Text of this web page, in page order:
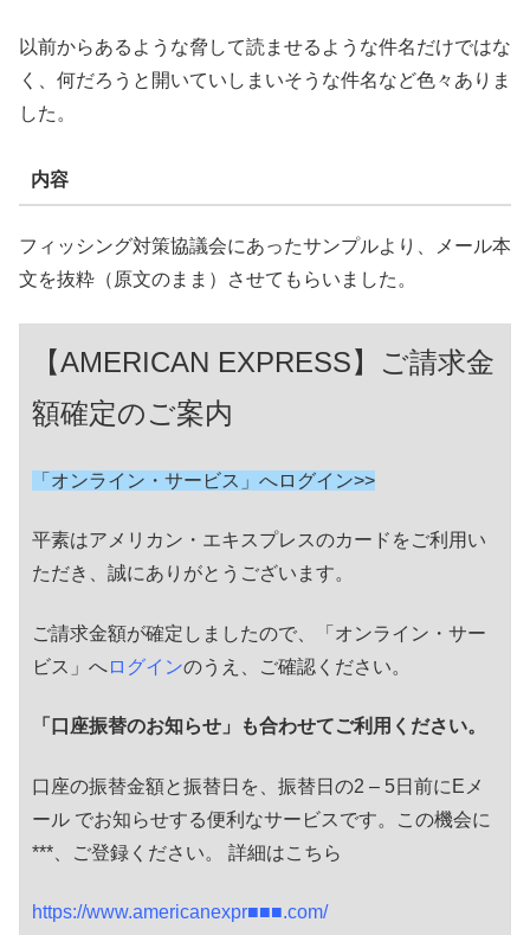
以前からあるような脅して読ませるような件名だけではな
く、何だろうと開いていしまいそうな件名など色々ありま
した。
内容
フィッシング対策協議会にあったサンプルより、メール本
文を抜粋（原文のまま）させてもらいました。
【AMERICAN EXPRESS】ご請求金
額確定のご案内
「オンライン・サービス」へログイン>>
平素はアメリカン・エキスプレスのカードをご利用い
ただき、誠にありがとうございます。
ご請求金額が確定しましたので、「オンライン・サー
ビス」へログインのうえ、ご確認ください。
「口座振替のお知らせ」も合わせてご利用ください。
口座の振替金額と振替日を、振替日の2 – 5日前にEメ
ール でお知らせする便利なサービスです。この機会に
***、ご登録ください。 詳細はこちら
https://www.americanexpr■■■.com/